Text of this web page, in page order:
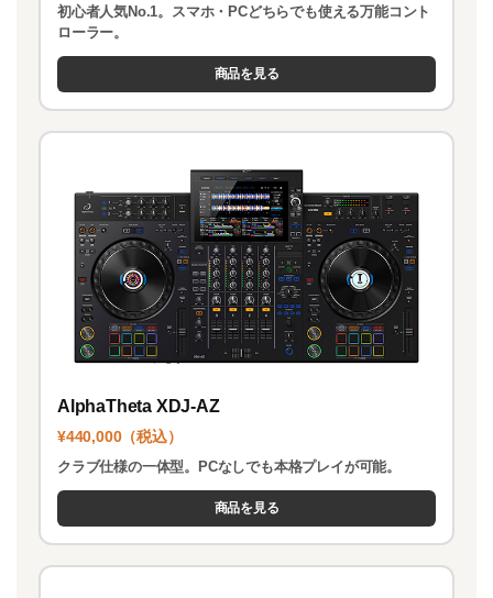
初心者人気No.1。スマホ・PCどちらでも使える万能コント
ローラー。
商品を見る
AlphaTheta XDJ-AZ
¥440,000（税込）
クラブ仕様の一体型。PCなしでも本格プレイが可能。
商品を見る